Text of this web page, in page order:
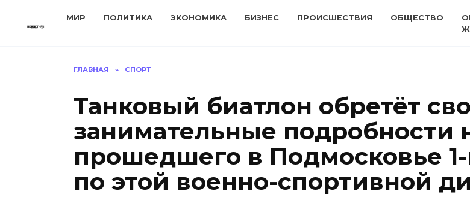
МИР ПОЛИТИКА ЭКОНОМИКА БИЗНЕС ПРОИСШЕСТВИЯ ОБЩЕСТВО
ГЛАВНАЯ » СПОРТ
Танковый биатлон обретёт
занимательные подробности
прошедшего в Подмосковье
по этой военно-спортивной